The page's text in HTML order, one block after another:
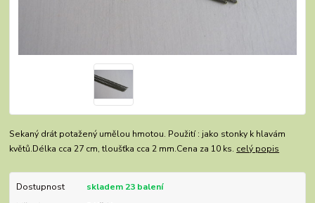
Sekaný drát potažený umělou hmotou. Použití : jako stonky k hlavám
květů.Délka cca 27 cm, tloušťka cca 2 mm.Cena za 10 ks. celý popis
Dostupnost
skladem 23 balení